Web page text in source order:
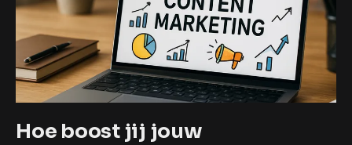
Hoe boost jij jouw